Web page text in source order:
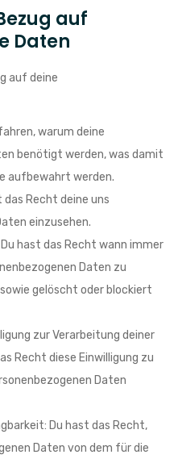
auf
Daten
auf deine
warum deine
benötigt werden, was damit
aufbewahrt werden.
Recht deine uns
einzusehen.
hast das Recht wann immer
Daten zu
gelöscht oder blockiert
zur Verarbeitung deiner
Recht diese Einwilligung zu
Daten
Du hast das Recht,
Daten von dem für die